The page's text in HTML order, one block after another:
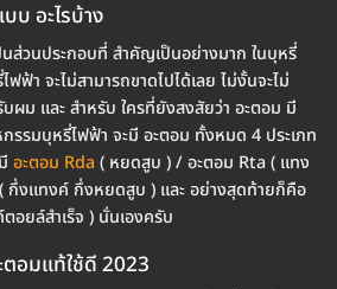
บ อะไรบ้าง
นส่วนประกอบที่ สำคัญเป็นอย่างมาก ในบุหรี่
ฟฟ้า จะไม่สามารถขาดไปได้เลย ไม่งั้นจะไม่
บผม และ สำหรับ ใครที่ยังสงสัยว่า อะตอม มี
รรมบุหรี่ไฟฟ้า จะมี อะตอม ทั้งหมด 4 ประเภท
อะตอม Rda ( หยดสูบ ) / อะตอม Rta ( แทง
กึ่งแทงค์ กึ่งหยดสูบ ) และ อย่างสุดท้ายก็คือ
ยล์สำเร็จ ) นั่นเองครับ
อมแท้ใช้ดี 2023